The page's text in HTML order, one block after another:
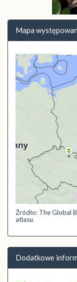
Mapa
Źródło: The Global
atlasu.
Dodatkowe